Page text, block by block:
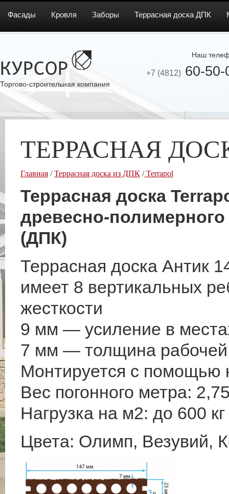
Фасады Кровля Заборы Террасная доска ДПК
Торгово-строительная компания
Наш
+7 (4812) 60-50-
ТЕРРАСНАЯ
Главная /Террасная доска из ДПК /Terrapol
Террасная доска
древесно-полимерного
(ДПК)
Террасная доска Антик
имеет 8 вертикальных
жесткости
9 мм — усиление в
7 мм — толщина рабочей
Монтируется с помощью
Вес погонного метра:
Нагрузка на м2: до 600 кг
Цвета: Олимп, Везувий,